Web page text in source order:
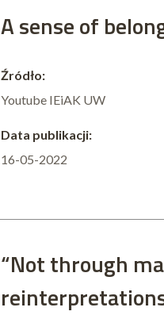
A sense of
Źródło:
Youtube IEiAK UW
Data publikacji:
16-05-2022
“Not through